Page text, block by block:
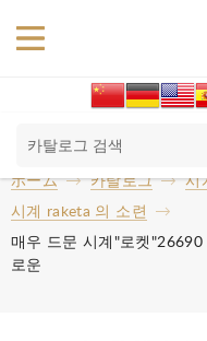
ホーム 카탈로그
시
시계 raketa 의 소련
매우 드문 시계"로켓"26690
로운